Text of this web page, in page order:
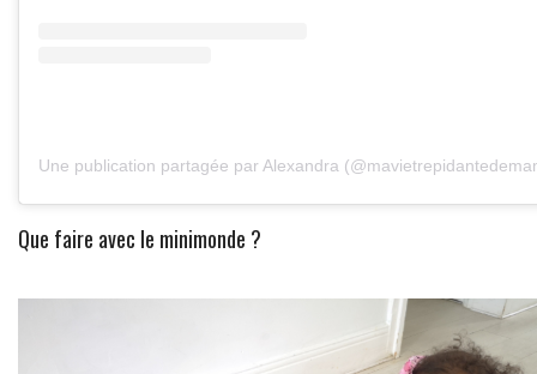
Une publication partagée par Alexandra
Que faire avec le minimonde ?